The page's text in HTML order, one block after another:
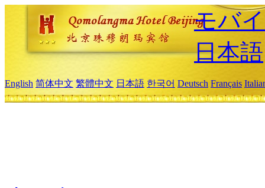
モバ
日本語
English 简体中文 繁體中文 日本語 한국어 Deutsch Français